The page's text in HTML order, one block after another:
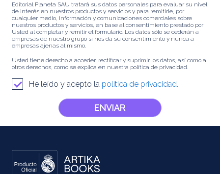
Editorial Planeta SAU tratará sus datos personales para evaluar su nivel
de interés en nuestros productos y servicios y para remitirle, por
cualquier medio, información y comunicaciones comerciales sobre
nuestros productos y servicios, en base al consentimiento prestado por
Usted al completar y remitir el formulario. Los datos sólo se cederán a
empresas de nuestro grupo si nos da su consentimiento y nunca a
empresas ajenas al mismo.
Usted tiene derecho a acceder, rectificar y suprimir los datos, así como a
otros derechos, como se explica en nuestra política de privacidad.
He leído y acepto la política de privacidad.
ENVIAR